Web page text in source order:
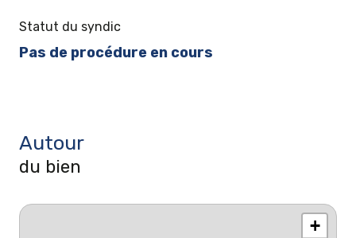
Statut du syndic
Pas de procédure en cours
Autour
du bien
+